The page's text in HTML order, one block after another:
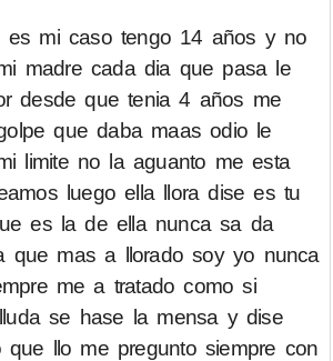
es mi caso tengo 14 años y no
madre cada dia que pasa le
desde que tenia 4 años me
que daba maas odio le
limite no la aguanto me esta
luego ella llora dise es tu
es la de ella nunca sa da
que mas a llorado soy yo nunca
me a tratado como si
se hase la mensa y dise
que llo me pregunto siempre con